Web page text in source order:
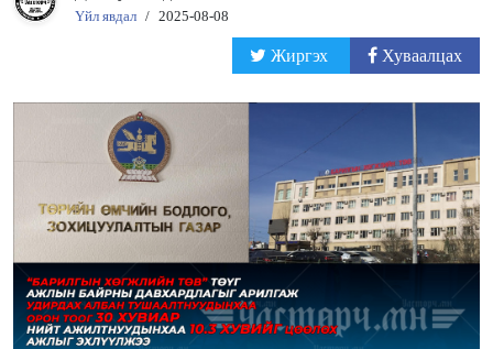
Үйл явдал / 2025-08-08
Жиргэх Хуваалцах